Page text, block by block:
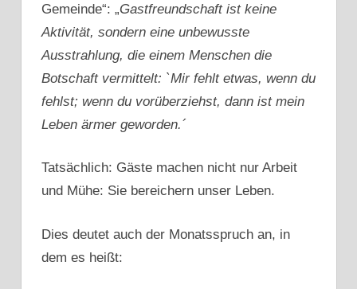
Gemeinde“: „Gastfreundschaft ist keine
Aktivität, sondern eine unbewusste
Ausstrahlung, die einem Menschen die
Botschaft vermittelt: `Mir fehlt etwas, wenn du
fehlst; wenn du vorüberziehst, dann ist mein
Leben ärmer geworden.´
Tatsächlich: Gäste machen nicht nur Arbeit
und Mühe: Sie bereichern unser Leben.
Dies deutet auch der Monatsspruch an, in
dem es heißt: